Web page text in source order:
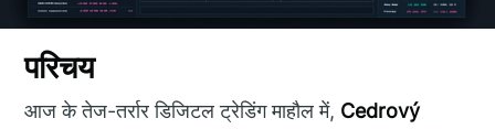
परिचय
आज के तेज-तर्रार डिजिटल ट्रेडिंग माहौल में, Cedrový